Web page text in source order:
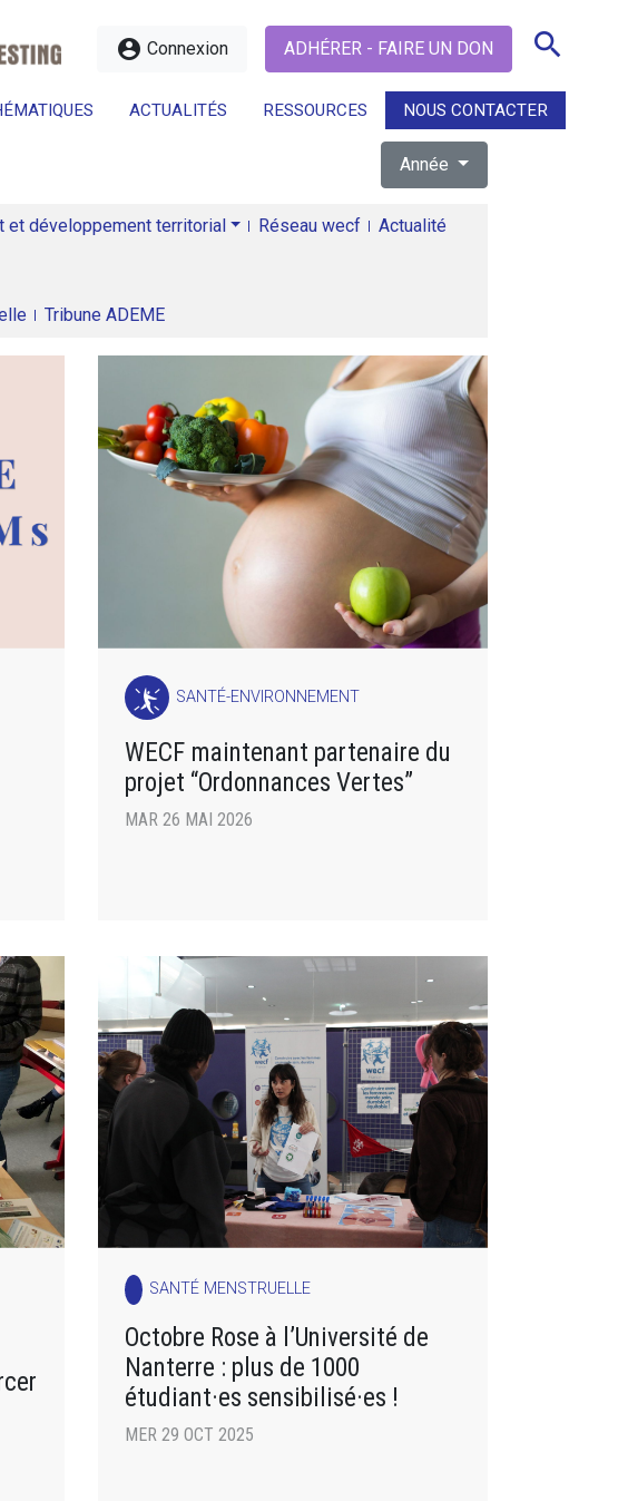
account_circle Connexion ADHÉRER - FAIRE UN DON search
ACTUALITÉS RESSOURCES NOUS CONTACTER
search
Année
et développement territorial Réseau wecf Actualité
Tribune ADEME
SANTÉ-ENVIRONNEMENT
WECF maintenant partenaire du
projet “Ordonnances Vertes”
MAR 26 MAI 2026
SANTÉ MENSTRUELLE
Octobre Rose à l’Université de
Nanterre : plus de 1000
étudiant·es sensibilisé·es !
MER 29 OCT 2025